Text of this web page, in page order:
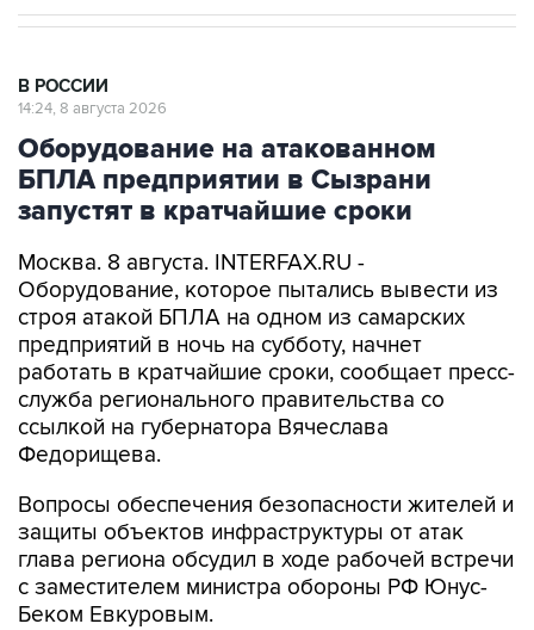
В РОССИИ
14:24, 8 августа 2026
Оборудование на атакованном
БПЛА предприятии в Сызрани
запустят в кратчайшие сроки
Москва. 8 августа. INTERFAX.RU -
Оборудование, которое пытались вывести из
строя атакой БПЛА на одном из самарских
предприятий в ночь на субботу, начнет
работать в кратчайшие сроки, сообщает пресс-
служба регионального правительства со
ссылкой на губернатора Вячеслава
Федорищева.
Вопросы обеспечения безопасности жителей и
защиты объектов инфраструктуры от атак
глава региона обсудил в ходе рабочей встречи
с заместителем министра обороны РФ Юнус-
Беком Евкуровым.